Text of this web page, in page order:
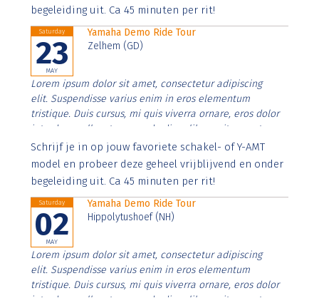
begeleiding uit. Ca 45 minuten per rit!
Saturday
23
MAY
Yamaha Demo Ride Tour
Zelhem (GD)
Lorem ipsum dolor sit amet, consectetur adipiscing
elit. Suspendisse varius enim in eros elementum
tristique. Duis cursus, mi quis viverra ornare, eros dolor
interdum nulla, ut commodo diam libero vitae erat.
Aenean faucibus nibh et justo cursus id rutrum lorem
imperdiet. Nunc ut sem vitae risus tristique posuere.
Schrijf je in op jouw favoriete schakel- of Y-AMT
model en probeer deze geheel vrijblijvend en onder
begeleiding uit. Ca 45 minuten per rit!
Saturday
02
MAY
Yamaha Demo Ride Tour
Hippolytushoef (NH)
Lorem ipsum dolor sit amet, consectetur adipiscing
elit. Suspendisse varius enim in eros elementum
tristique. Duis cursus, mi quis viverra ornare, eros dolor
interdum nulla, ut commodo diam libero vitae erat.